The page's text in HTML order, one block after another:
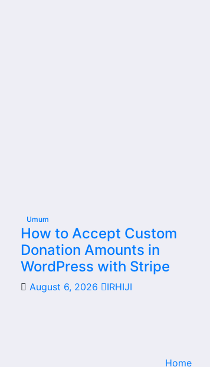
Umum
How to Accept Custom
Donation Amounts in
WordPress with Stripe
August 6, 2026 IRHIJI
Home